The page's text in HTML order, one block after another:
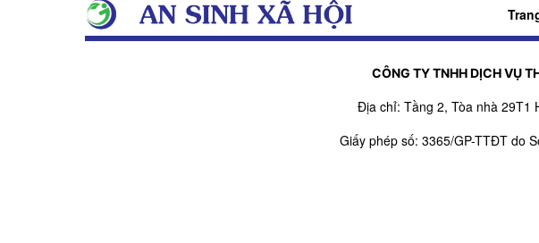
CÔNG TY TNHH DỊCH VỤ
Địa chỉ: Tầng 2, Tòa nhà 29T1
Giấy phép số: 3365/GP-TTĐT do